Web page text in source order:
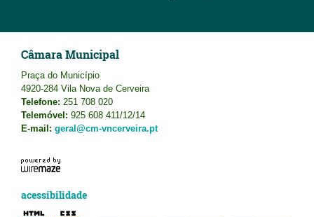
Câmara Municipal
Praça do Município
4920-284 Vila Nova de Cerveira
Telefone: 251 708 020
Telemóvel: 925 608 411/12/14
E-mail: geral@cm-vncerveira.pt
acessibilidade